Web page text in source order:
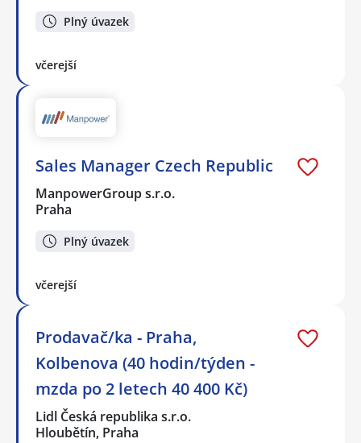
Plný úvazek
včerejší
Sales Manager Czech Republic
ManpowerGroup s.r.o.
Praha
Plný úvazek
včerejší
Prodavač/ka - Praha,
Kolbenova (40 hodin/týden -
mzda po 2 letech 40 400 Kč)
Lidl Česká republika s.r.o.
Hloubětín, Praha